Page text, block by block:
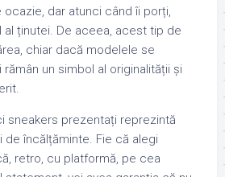
dar atunci când îi porți,
al ținutei. De aceea, acest tip de
chiar dacă modelele se
un simbol al originalității și
sneakers prezentați reprezintă
încălțăminte. Fie că alegi
retro, cu platformă, pe cea